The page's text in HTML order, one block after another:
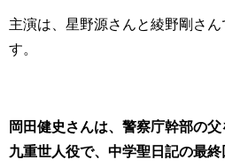
主演は、星野源さんと綾野剛さ
す。
岡田健史さんは、警察庁幹部の
九重世人役で、中学聖日記の最